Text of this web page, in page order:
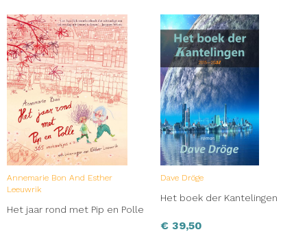
Annemarie Bon And Esther
Leeuwrik
Het jaar rond met Pip en Polle
Dave Dröge
Het boek der Kantelingen
€ 39,50